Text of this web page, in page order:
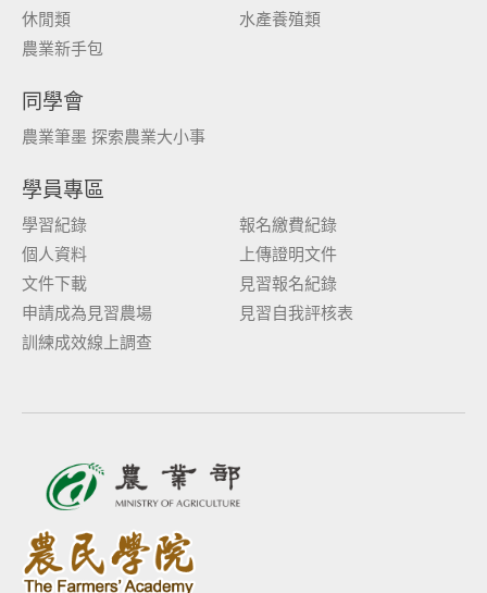
休閒類
水產養殖類
農業新手包
同學會
農業筆墨 探索農業大小事
學員專區
學習紀錄
報名繳費紀錄
個人資料
上傳證明文件
文件下載
見習報名紀錄
申請成為見習農場
見習自我評核表
訓練成效線上調查